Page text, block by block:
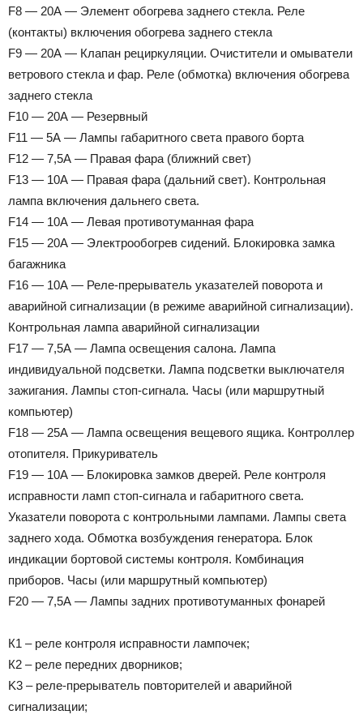
F8 — 20А — Элемент обогрева заднего стекла. Реле
(контакты) включения обогрева заднего стекла
F9 — 20А — Клапан рециркуляции. Очистители и омыватели
ветрового стекла и фар. Реле (обмотка) включения обогрева
заднего стекла
F10 — 20А — Резервный
F11 — 5А — Лампы габаритного света правого борта
F12 — 7,5А — Правая фара (ближний свет)
F13 — 10А — Правая фара (дальний свет). Контрольная
лампа включения дальнего света.
F14 — 10А — Левая противотуманная фара
F15 — 20А — Электрообогрев сидений. Блокировка замка
багажника
F16 — 10А — Реле-прерыватель указателей поворота и
аварийной сигнализации (в режиме аварийной сигнализации).
Контрольная лампа аварийной сигнализации
F17 — 7,5А — Лампа освещения салона. Лампа
индивидуальной подсветки. Лампа подсветки выключателя
зажигания. Лампы стоп-сигнала. Часы (или маршрутный
компьютер)
F18 — 25А — Лампа освещения вещевого ящика. Контроллер
отопителя. Прикуриватель
F19 — 10А — Блокировка замков дверей. Реле контроля
исправности ламп стоп-сигнала и габаритного света.
Указатели поворота с контрольными лампами. Лампы света
заднего хода. Обмотка возбуждения генератора. Блок
индикации бортовой системы контроля. Комбинация
приборов. Часы (или маршрутный компьютер)
F20 — 7,5А — Лампы задних противотуманных фонарей
К1 – реле контроля исправности лампочек;
К2 – реле передних дворников;
K3 – реле-прерыватель повторителей и аварийной
сигнализации;